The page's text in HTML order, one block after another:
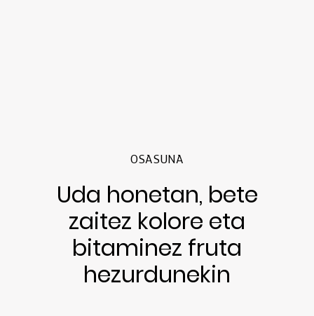
OSASUNA
Uda honetan, bete
zaitez kolore eta
bitaminez fruta
hezurdunekin